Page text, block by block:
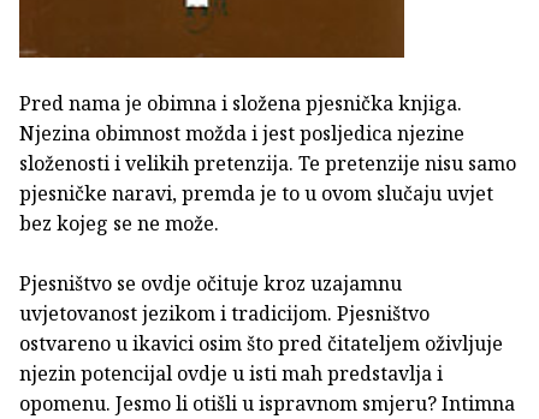
Pred nama je obimna i složena pjesnička knjiga.
Njezina obimnost možda i jest posljedica njezine
složenosti i velikih pretenzija. Te pretenzije nisu samo
pjesničke naravi, premda je to u ovom slučaju uvjet
bez kojeg se ne može.
Pjesništvo se ovdje očituje kroz uzajamnu
uvjetovanost jezikom i tradicijom. Pjesništvo
ostvareno u ikavici osim što pred čitateljem oživljuje
njezin potencijal ovdje u isti mah predstavlja i
opomenu. Jesmo li otišli u ispravnom smjeru? Intimna